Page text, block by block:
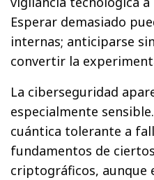
Esperar demasiado
internas; anticiparse
convertir la
La ciberseguridad
especialmente
cuántica tolerante a
fundamentos de
criptográficos, aunque